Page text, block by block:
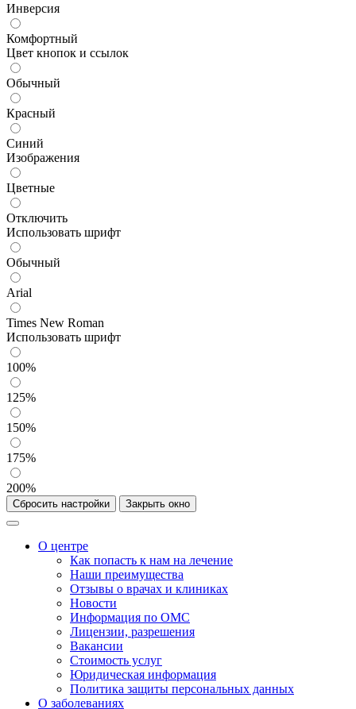
Инверсия
Комфортный
Цвет кнопок и ссылок
Обычный
Красный
Синий
Изображения
Цветные
Отключить
Использовать шрифт
Обычный
Arial
Times New Roman
Использовать шрифт
100%
125%
150%
175%
200%
Сбросить настройки Закрыть окно
О центре
Как попасть к нам на лечение
Наши преимущества
Отзывы о врачах и клиниках
Новости
Информация по ОМС
Лицензии, разрешения
Вакансии
Стоимость услуг
Юридическая информация
Политика защиты персональных данных
О заболеваниях